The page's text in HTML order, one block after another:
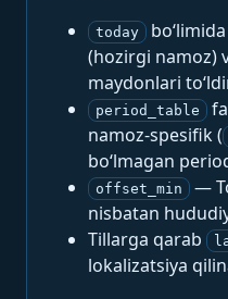
today
(hozirgi namoz)
maydonlari
period_table
namoz-spesifik (
bo‘lmagan
offset_min
—
nisbatan
Tillarga qarab
lokalizatsiya